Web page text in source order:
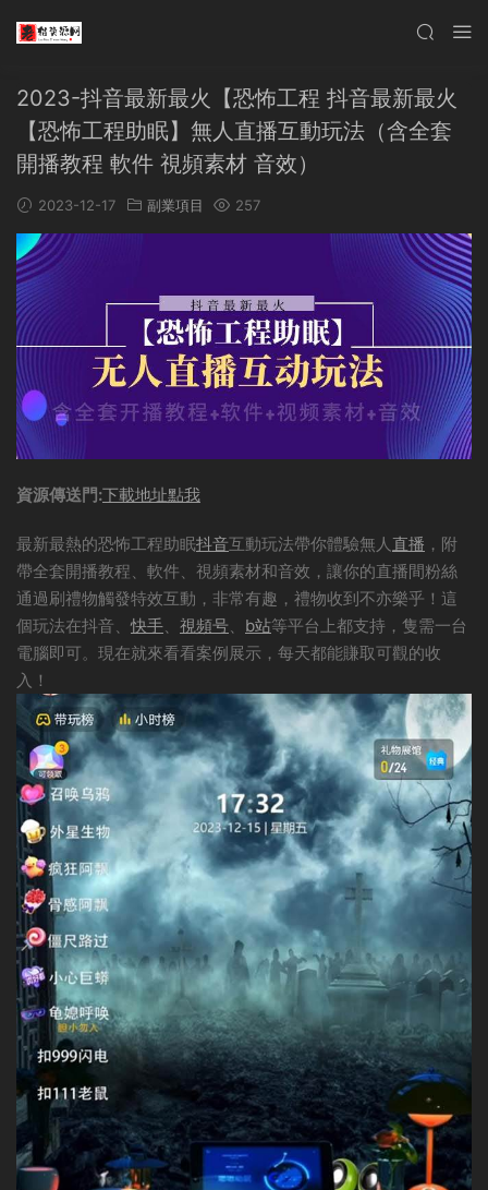
2023-抖音最新最火【恐怖工程 抖音最新最火
【恐怖工程助眠】無人直播互動玩法（含全套
開播教程 軟件 視頻素材 音效）
2023-12-17 副業項目 257
資源傳送門:下載地址點我
最新最熱的恐怖工程助眠抖音互動玩法帶你體驗無人 直播 ，附
帶全套開播教程、軟件、視頻素材和音效，讓你的直播間粉絲
通過刷禮物觸發特效互動，非常有趣，禮物收到不亦樂乎！這
個玩法在抖音、 快手、 視頻号、 b站等平台上都支持，隻需一台
電腦即可。現在就來看看案例展示，每天都能賺取可觀的收
入！